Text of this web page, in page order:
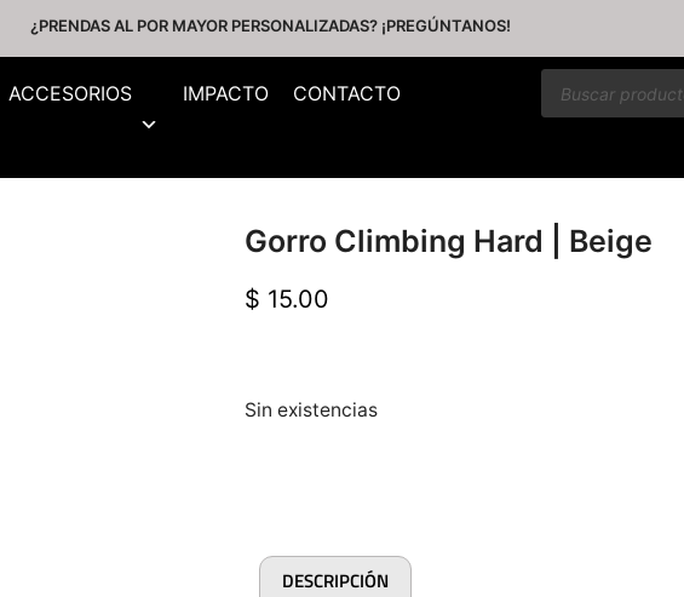
¿PRENDAS AL POR MAYOR PERSONALIZADAS? ¡PREGÚNTANOS!
ACCESORIOS IMPACTO CONTACTO
Gorro Climbing Hard | Beige
$ 15.00
Sin existencias
DESCRIPCIÓN